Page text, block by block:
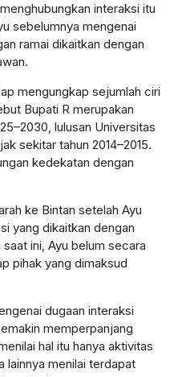
interaksi itu
sebelumnya mengenai
ramai dikaitkan dengan
mengungkap sejumlah ciri
Bupati R merupakan
lulusan Universitas
sekitar tahun 2014–2015.
kedekatan dengan
ke Bintan setelah Ayu
yang dikaitkan dengan
ini, Ayu belum secara
pihak yang dimaksud
dugaan interaksi
memperpanjang
hal itu hanya aktivitas
lainnya menilai terdapat